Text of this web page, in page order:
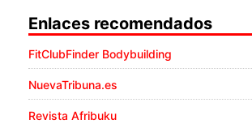
Enlaces recomendados
FitClubFinder Bodybuilding
NuevaTribuna.es
Revista Afribuku